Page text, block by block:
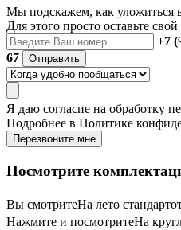
Мы подскажем, как уложиться
Для этого просто оставьте
+7 (
67
Отправить
Я даю согласие на обработку
Подробнее в Политике
Перезвоните мне
Посмотрите
Вы смотритеНа лето стандарт
Нажмите и посмотритеНа